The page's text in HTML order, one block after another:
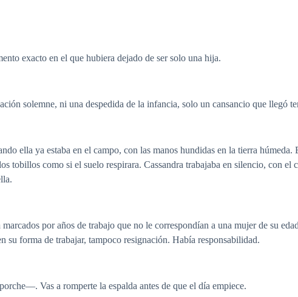
exacto en el que hubiera dejado de ser solo una hija.
solemne, ni una despedida de la infancia, solo un cansancio que llegó
ella ya estaba en el campo, con las manos hundidas en la tierra
tobillos como si el suelo respirara. Cassandra trabajaba en silencio, con el
por años de trabajo que no le correspondían a una mujer de su
su forma de trabajar, tampoco resignación. Había responsabilidad.
Vas a romperte la espalda antes de que el día empiece.